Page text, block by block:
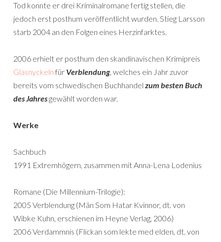
Tod konnte er drei Kriminalromane fertig stellen, die
jedoch erst posthum veröffentlicht wurden. Stieg Larsson
starb 2004 an den Folgen eines Herzinfarktes.
2006 erhielt er posthum den skandinavischen Krimipreis
Glasnyckeln für Verblendung, welches ein Jahr zuvor
bereits vom schwedischen Buchhandel zum besten Buch
des Jahresgewählt worden war.
Werke
Sachbuch
1991 Extremhögern, zusammen mit Anna-Lena Lodenius
Romane (Die Millennium-Trilogie):
2005 Verblendung (Män Som Hatar Kvinnor, dt. von
Wibke Kuhn, erschienen im Heyne Verlag, 2006)
2006 Verdammnis (Flickan som lekte med elden, dt. von